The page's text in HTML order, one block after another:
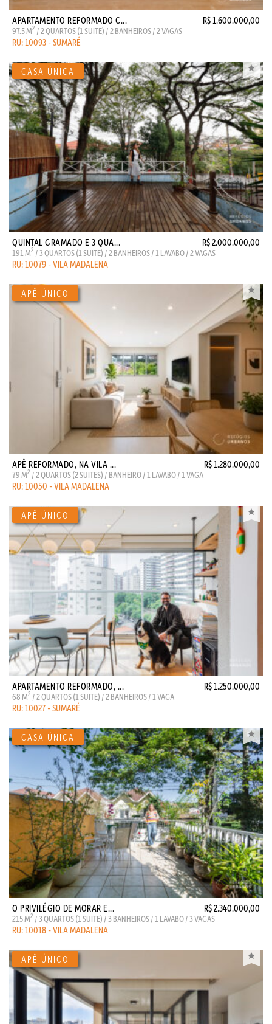
APARTAMENTO REFORMADO C... R$ 1.600.000,00
97.5 M2 / 2 QUARTOS (1 SUITE) / 2 BANHEIROS / 2 VAGAS
RU: 10093 - SUMARÉ
QUINTAL GRAMADO E 3 QUA... R$ 2.000.000,00
191 M2 / 3 QUARTOS (1 SUITE) / 2 BANHEIROS / 1 LAVABO / 2 VAGAS
RU: 10079 - VILA MADALENA
APÊ REFORMADO, NA VILA ... R$ 1.280.000,00
79 M2 / 2 QUARTOS (2 SUITES) / BANHEIRO / 1 LAVABO / 1 VAGA
RU: 10050 - VILA MADALENA
APARTAMENTO REFORMADO, ... R$ 1.250.000,00
68 M2 / 2 QUARTOS (1 SUITE) / 2 BANHEIROS / 1 VAGA
RU: 10027 - SUMARÉ
O PRIVILÉGIO DE MORAR E... R$ 2.340.000,00
215 M2 / 3 QUARTOS (1 SUITE) / 3 BANHEIROS / 1 LAVABO / 3 VAGAS
RU: 10018 - VILA MADALENA